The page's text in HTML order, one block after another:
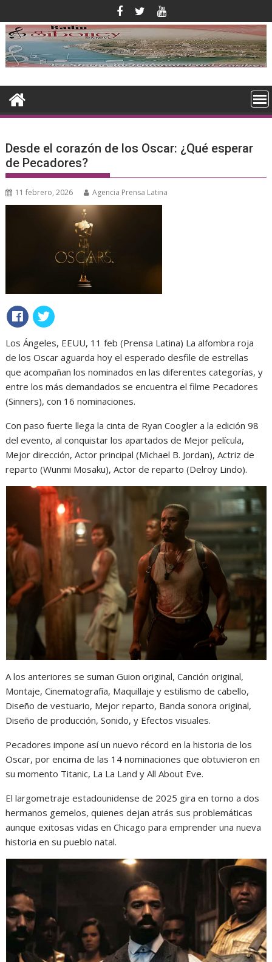
al
contenido
Desde el corazón de los Oscar: ¿Qué esperar
de Pecadores?
11 febrero, 2026 Agencia Prensa Latina
Los Ángeles, EEUU, 11 feb (Prensa Latina) La alfombra roja
de los Oscar aguarda hoy el esperado desfile de estrellas
que acompañan los nominados en las diferentes categorías, y
entre los más demandados se encuentra el filme Pecadores
(Sinners), con 16 nominaciones.
Con paso fuerte llega la cinta de Ryan Coogler a la edición 98
del evento, al conquistar los apartados de Mejor película,
Mejor dirección, Actor principal (Michael B. Jordan), Actriz de
reparto (Wunmi Mosaku), Actor de reparto (Delroy Lindo).
A los anteriores se suman Guion original, Canción original,
Montaje, Cinematografía, Maquillaje y estilismo de cabello,
Diseño de vestuario, Mejor reparto, Banda sonora original,
Diseño de producción, Sonido, y Efectos visuales.
Pecadores impone así un nuevo récord en la historia de los
Oscar, por encima de las 14 nominaciones que obtuvieron en
su momento Titanic, La La Land y All About Eve.
El largometraje estadounidense de 2025 gira en torno a dos
hermanos gemelos, quienes dejan atrás sus problemáticas
aunque exitosas vidas en Chicago para emprender una nueva
historia en su pueblo natal.